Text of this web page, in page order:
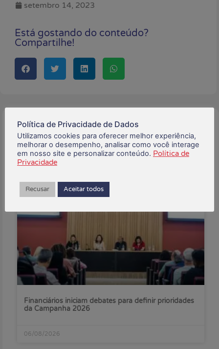
setembro 14, 2023
Está gostando do conteúdo?
Compartilhe!
Buscar:
Financiários iniciam debates para definir prioridades
da Campanha 2026
06/08/2026
Política de Privacidade de Dados
Utilizamos cookies para oferecer melhor experiência,
melhorar o desempenho, analisar como você interage
em nosso site e personalizar conteúdo. Política de
Privacidade
Recusar Aceitar todos